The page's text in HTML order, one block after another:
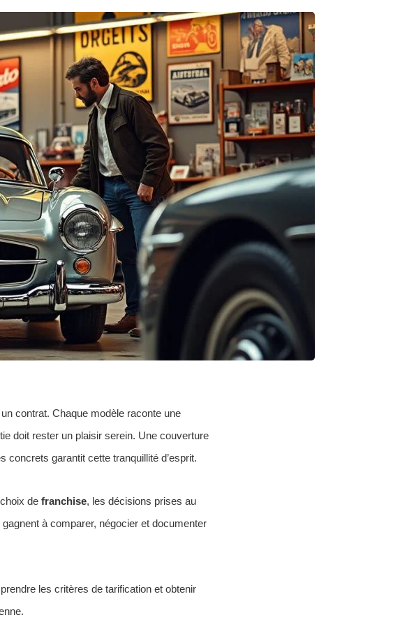
contrat. Chaque modèle raconte une
doit rester un plaisir serein. Une couverture
concrets garantit cette tranquillité d’esprit.
de franchise, les décisions prises au
à comparer, négocier et documenter
les critères de tarification et obtenir